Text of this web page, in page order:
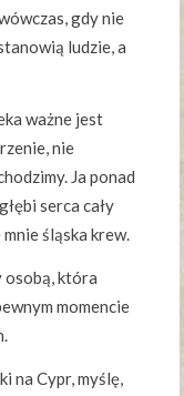
gdy nie
ludzie, a
ważne jest
nie
Ja ponad
serca cały
śląska krew.
osobą, która
momencie
na Cypr, myślę,